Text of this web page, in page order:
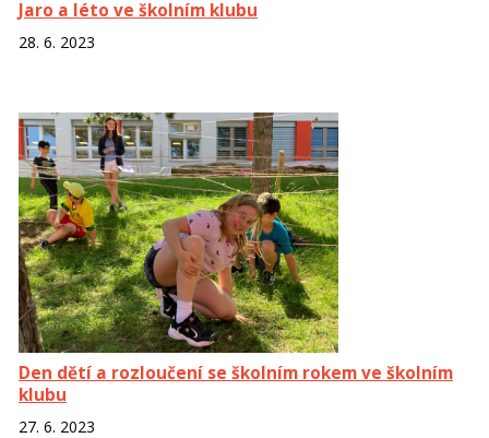
Jaro a léto ve školním klubu
28. 6. 2023
Den dětí a rozloučení se školním rokem ve školním
klubu
27. 6. 2023